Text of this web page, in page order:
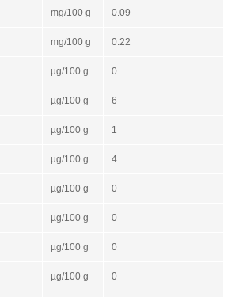
mg/100 g 0.09
mg/100 g 0.22
µg/100 g 0
µg/100 g 6
µg/100 g 1
µg/100 g 4
µg/100 g 0
µg/100 g 0
µg/100 g 0
µg/100 g 0